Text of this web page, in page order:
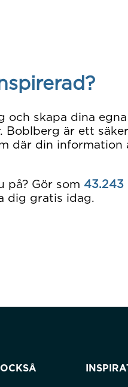
och skapa dina egna
Boblberg är ett
där din information
på? Gör som 43.243
dig gratis idag.